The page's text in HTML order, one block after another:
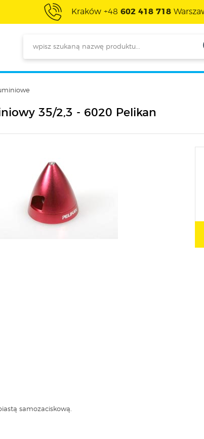
Kraków +48 602 418 718
35/2,3 - 6020 Pelikan
samozaciskową.